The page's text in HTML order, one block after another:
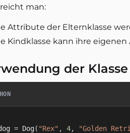
man:
Attribute der Elternklasse
Kindklasse kann ihre
der Klasse
= Dog( "Rex" , 4, "Golden